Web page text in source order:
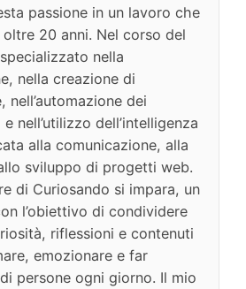
passione in un lavoro che
20 anni. Nel corso del
nella
nella creazione di
nell’automazione dei
nell’utilizzo dell’intelligenza
alla comunicazione, alla
sviluppo di progetti web.
di Curiosando si impara, un
l’obiettivo di condividere
riflessioni e contenuti
emozionare e far
persone ogni giorno. Il mio